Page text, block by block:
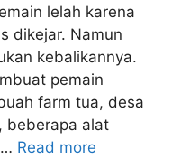
lelah karena
dikejar. Namun
kebalikannya.
pemain
farm tua, desa
beberapa alat
Read more